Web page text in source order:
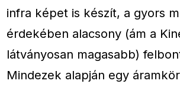
infra képet is készít, a gyors
érdekében alacsony (ám a
látványosan magasabb)
Mindezek alapján egy